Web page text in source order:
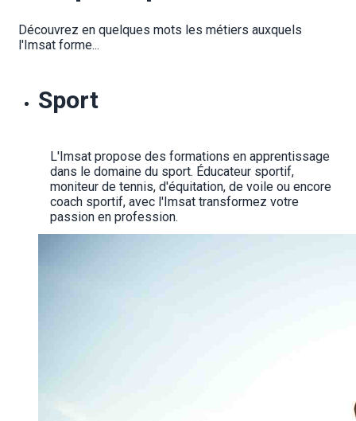
Découvrez en quelques mots les métiers auxquels
l'Imsat forme...
Sport
L'Imsat propose des formations en apprentissage
dans le domaine du sport. Éducateur sportif,
moniteur de tennis, d'équitation, de voile ou encore
coach sportif, avec l'Imsat transformez votre
passion en profession.